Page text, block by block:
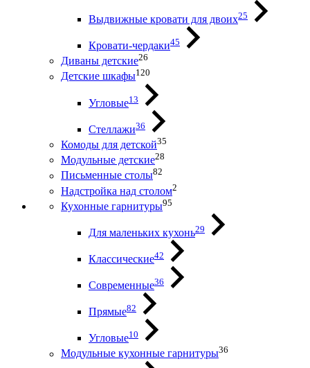
Выдвижные кровати для двоих25
Кровати-чердаки45
Диваны детские26
Детские шкафы120
Угловые13
Стеллажи36
Комоды для детской35
Модульные детские28
Письменные столы82
Надстройка над столом2
Кухонные гарнитуры95
Для маленьких кухонь29
Классические42
Современные36
Прямые82
Угловые10
Модульные кухонные гарнитуры36